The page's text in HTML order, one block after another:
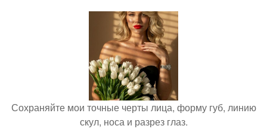
Сохраняйте мои точные черты лица, форму губ, линию
скул, носа и разрез глаз.